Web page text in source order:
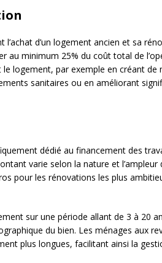
d’un logement ancien et sa
au minimum 25% du coût total de
logement, par exemple en créant de
sanitaires ou en améliorant
dédié au financement des
varie selon la nature et l’ampleur
pour les rénovations les plus
sur une période allant de 3 à 20
du bien. Les ménages aux
plus longues, facilitant ainsi la